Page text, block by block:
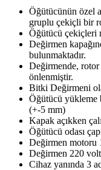
Öğütücünün özel
gruplu çekiçli bir
Öğütücü çekiçleri
Değirmen
bulunmaktadır.
Değirmende, rotor
önlenmiştir.
Bitki Değirmeni
Öğütücü yükleme
(+-5 mm)
Kapak açıkken
Öğütücü odası
Değirmen motoru
Değirmen 220
Cihaz yanında 3